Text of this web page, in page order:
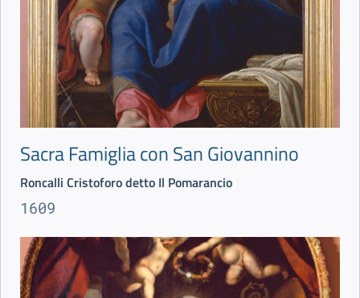
Sacra Famiglia con San Giovannino
Roncalli Cristoforo detto Il Pomarancio
1609